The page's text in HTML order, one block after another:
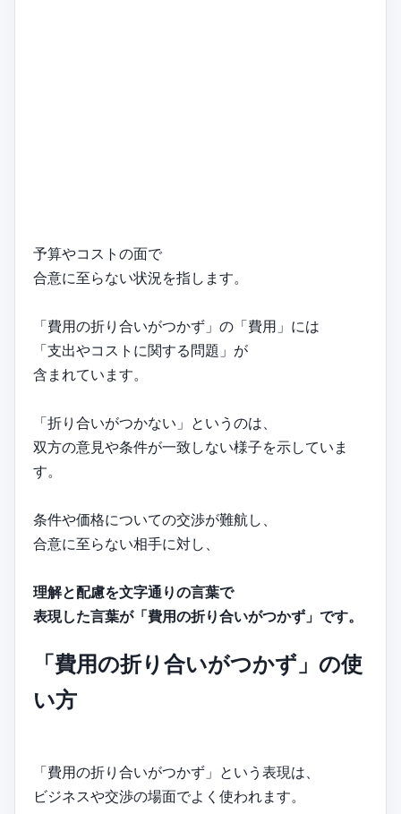
予算やコストの面で
合意に至らない状況を指します。
「費用の折り合いがつかず」の「費用」には
「支出やコストに関する問題」が
含まれています。
「折り合いがつかない」というのは、
双方の意見や条件が一致しない様子を示していま
す。
条件や価格についての交渉が難航し、
合意に至らない相手に対し、
理解と配慮を文字通りの言葉で
表現した言葉が「費用の折り合いがつかず」です。
「費用の折り合いがつかず」の使
い方
「費用の折り合いがつかず」という表現は、
ビジネスや交渉の場面でよく使われます。